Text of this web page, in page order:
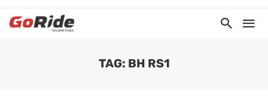
TAG: BH RS1